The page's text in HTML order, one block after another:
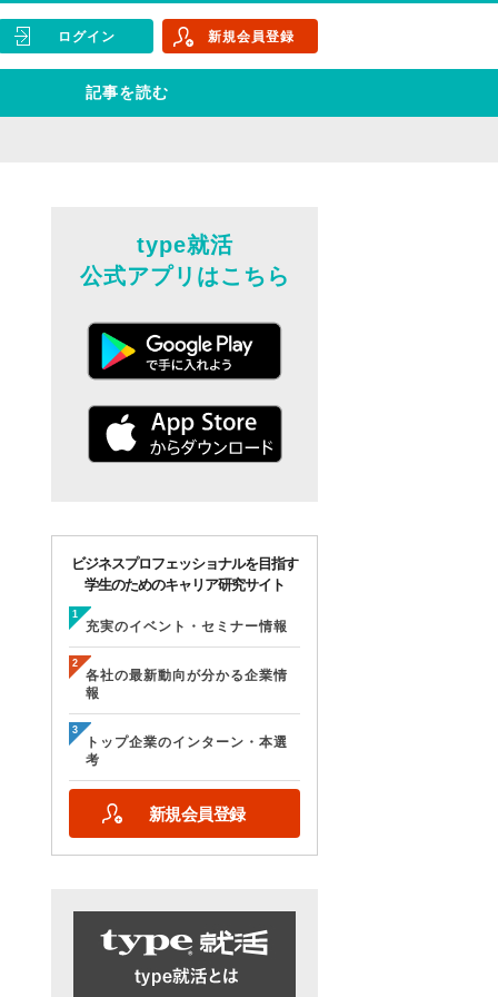
記事を読む
ログイン 新規会員登録
type就活
公式アプリはこちら
ビジネスプロフェッショナルを目指す
学生のためのキャリア研究サイト
充実のイベント・セミナー情報
各社の最新動向が分かる企業情
報
トップ企業のインターン・本選
考
新規会員登録